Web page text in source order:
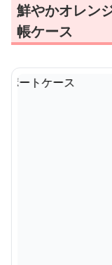
鮮やかオレン
帳ケース